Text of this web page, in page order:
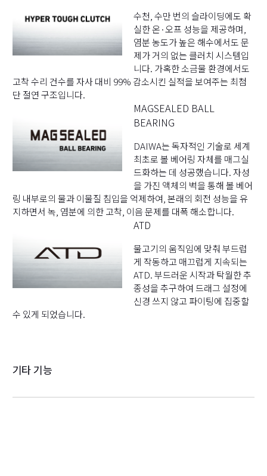
수천, 수만 번의 슬라이딩에도 확
실한 온·오프 성능을 제공하며,
염분 농도가 높은 해수에서도 문
제가 거의 없는 클러치 시스템입
니다. 가혹한 소금물 환경에서도
고착 수리 건수를 자사 대비 99% 감소시킨 실적을 보여주는 최첨
단 절연 구조입니다.
MAGSEALED BALL
BEARING
DAIWA는 독자적인 기술로 세계
최초로 볼 베어링 자체를 매그실
드화하는 데 성공했습니다. 자성
을 가진 액체의 벽을 통해 볼 베어
링 내부로의 물과 이물질 침입을 억제하여, 본래의 회전 성능을 유
지하면서 녹, 염분에 의한 고착, 이음 문제를 대폭 해소합니다.
ATD
물고기의 움직임에 맞춰 부드럽
게 작동하고 매끄럽게 지속되는
ATD. 부드러운 시작과 탁월한 추
종성을 추구하여 드래그 설정에
신경 쓰지 않고 파이팅에 집중할
수 있게 되었습니다.
기타 기능